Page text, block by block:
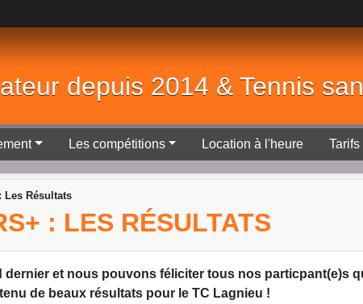
depuis 2014 & Tennis
Les compétitions Location à l'heure Tarifs
Les Résultats
: LES RÉSULTATS
et nous pouvons féliciter tous nos particpant(e)s
de beaux résultats pour le TC Lagnieu !